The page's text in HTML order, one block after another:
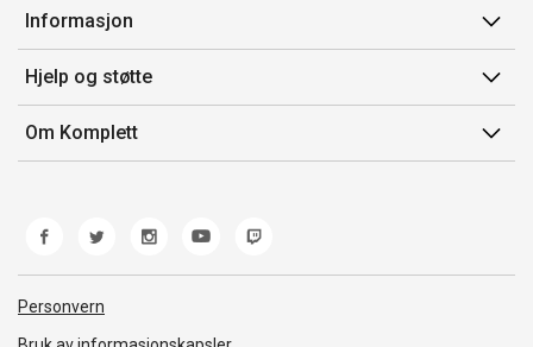
Min side
Ordreoversikt
Flex
Komplett Club
Informasjon
Salgsbetingelser
Medlemsvilkår for Komplett Club
Merker/produsent
Hjelp og støtte
Kontakt oss
Kundeservice
Retur
Reklamasjon og garanti
Frakt og levering
Om Komplett
Personvern